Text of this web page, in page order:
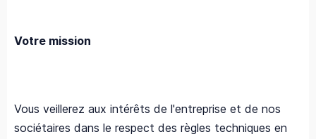
Votre mission
Vous veillerez aux intérêts de l'entreprise et de nos
sociétaires dans le respect des règles techniques en